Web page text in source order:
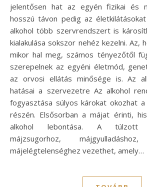
jelentősen hat az egyén fizikai és
hosszú távon pedig az
alkohol több szervrendszert is
kialakulása sokszor nehéz kezelni. Az,
mikor hal meg, számos tényezőtől
szerepelnek az egyéni életmód,
az orvosi ellátás minősége is. Az
hatásai a szervezetre Az alkohol
fogyasztása súlyos károkat okozhat
részén. Elsősorban a májat érinti,
alkohol lebontása. A túlzott
májzsugorhoz,
májelégtelenséghez vezethet, amely…